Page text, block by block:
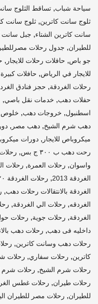
سياحة شباب, تساقط الثلوج
ثلوج سانت كاترين, ثلوج سانت
سانت كاترين الشتاء, جبل سانت
للطيران, جدول رحلات
جو باص, حافلات رحلات للايجار ,
للايجار في الرياض, حافلات
رحلات الغردقة, حجز فنادق
حفلات دهب, خدمات نقل باصي,
اسطنبول, خروجات دهب, خلوص
دهب شرم الشيخ, دهب مصر ,
ميكروباص للايجار , دورات ميكروباص
رحت دهب ب ٣٠٠ ج بس , رحلات
واسوان, رحلات العمرة, رحلات
الغردقة 2013
, رحلات الغردقة ٢٠٢٠
الغردقة بالانتقالات رحلات دهب,
الغردقه, رحلات الي الغردقة,
الغردقة, رحلات جوية, رحلات
داخليه فى دهب, رحلات دهب
رحلات دهب وسانت كاترين,
كاترين, رحلات سفاري, رحلات
رحلات شرم الشيخ, رحلات شرم
رحلات طيران, رحلات غطس
للطيران, رحلات مصر للطيران